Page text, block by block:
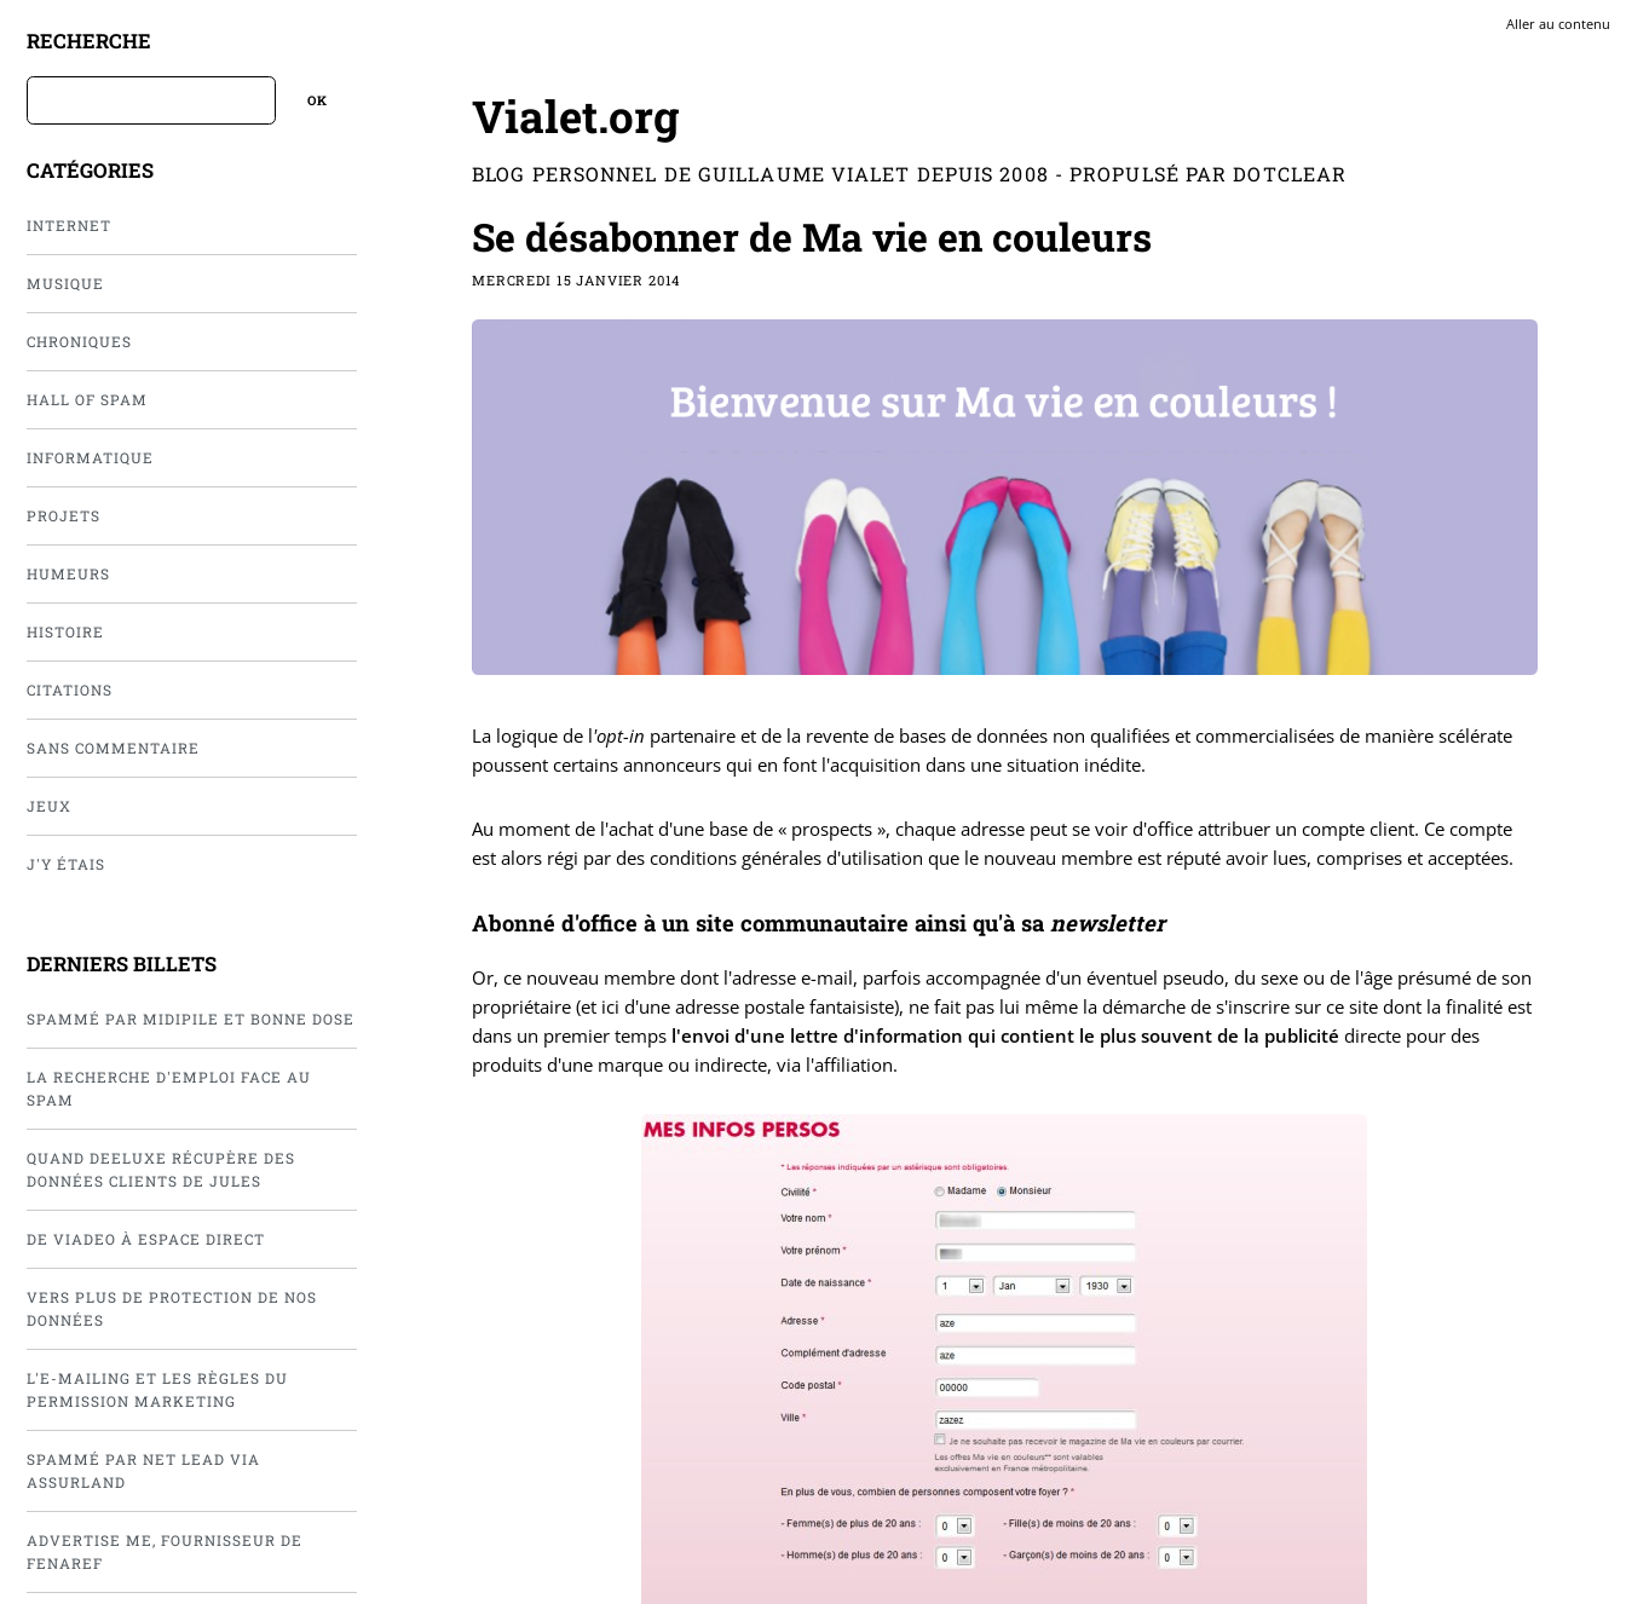
Aller au contenu
RECHERCHE
CATÉGORIES
INTERNET
MUSIQUE
CHRONIQUES
HALL OF SPAM
INFORMATIQUE
PROJETS
HUMEURS
HISTOIRE
CITATIONS
SANS COMMENTAIRE
JEUX
J'Y ÉTAIS
DERNIERS BILLETS
SPAMMÉ PAR MIDIPILE ET BONNE DOSE
LA RECHERCHE D'EMPLOI FACE AU
SPAM
QUAND DEELUXE RÉCUPÈRE DES
DONNÉES CLIENTS DE JULES
DE VIADEO À ESPACE DIRECT
VERS PLUS DE PROTECTION DE NOS
DONNÉES
L'E-MAILING ET LES RÈGLES DU
PERMISSION MARKETING
SPAMMÉ PAR NET LEAD VIA
ASSURLAND
ADVERTISE ME, FOURNISSEUR DE
FENAREF
Vialet.org
BLOG PERSONNEL DE GUILLAUME VIALET DEPUIS 2008 - PROPULSÉ PAR DOTCLEAR
Se désabonner de Ma vie en couleurs
MERCREDI 15 JANVIER 2014
La logique de l'opt-in partenaire et de la revente de bases de données non qualifiées et commercialisées de manière scélérate
poussent certains annonceurs qui en font l'acquisition dans une situation inédite.
Au moment de l'achat d'une base de « prospects », chaque adresse peut se voir d'office attribuer un compte client. Ce compte
est alors régi par des conditions générales d'utilisation que le nouveau membre est réputé avoir lues, comprises et acceptées.
Abonné d'office à un site communautaire ainsi qu'à sanewsletter
Or, ce nouveau membre dont l'adresse e-mail, parfois accompagnée d'un éventuel pseudo, du sexe ou de l'âge présumé de son
propriétaire (et ici d'une adresse postale fantaisiste), ne fait pas lui même la démarche de s'inscrire sur ce site dont la finalité est
dans un premier temps l'envoi d'une lettre d'information qui contient le plus souvent de la publicité directe pour des
produits d'une marque ou indirecte, via l'affiliation.